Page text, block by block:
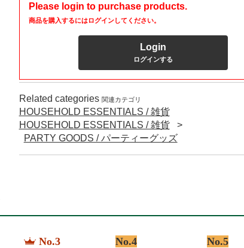
Please login to purchase products.
商品を購入するにはログインしてください。
Login
ログインする
Related categories 関連カテゴリ
HOUSEHOLD ESSENTIALS / 雑貨
HOUSEHOLD ESSENTIALS / 雑貨
PARTY GOODS / パーティーグッズ
No.3 No.4 No.5